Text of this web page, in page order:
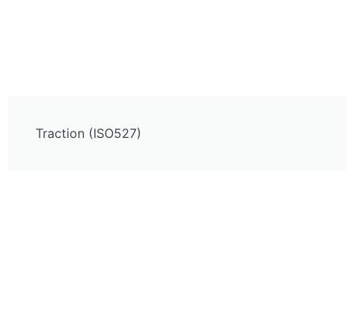
Traction (ISO527)